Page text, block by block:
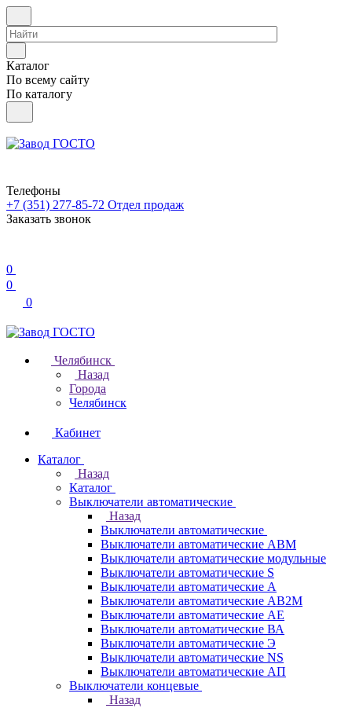
Каталог
По всему сайту
По каталогу
Телефоны
+7 (351) 277-85-72 Отдел продаж
Заказать звонок
0
0
0
Челябинск
Назад
Города
Челябинск
Кабинет
Каталог
Назад
Каталог
Выключатели автоматические
Назад
Выключатели автоматические
Выключатели автоматические АВМ
Выключатели автоматические модульные
Выключатели автоматические S
Выключатели автоматические А
Выключатели автоматические АВ2М
Выключатели автоматические АЕ
Выключатели автоматические ВА
Выключатели автоматические Э
Выключатели автоматические NS
Выключатели автоматические АП
Выключатели концевые
Назад